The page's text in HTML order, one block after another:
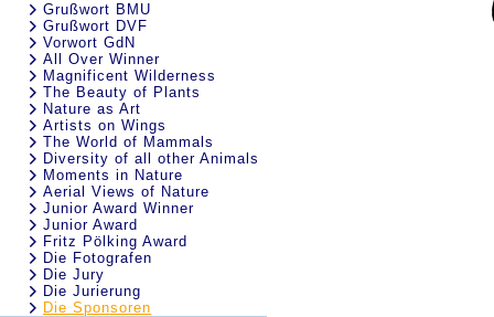
Grußwort BMU
Grußwort DVF
Vorwort GdN
All Over Winner
Magnificent Wilderness
The Beauty of Plants
Nature as Art
Artists on Wings
The World of Mammals
Diversity of all other Animals
Moments in Nature
Aerial Views of Nature
Junior Award Winner
Junior Award
Fritz Pölking Award
Die Fotografen
Die Jury
Die Jurierung
Die Sponsoren